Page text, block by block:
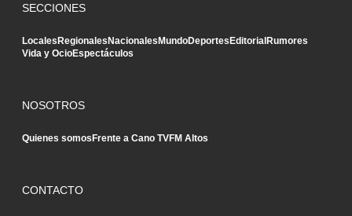
SECCIONES
LocalesRegionalesNacionalesMundoDeportesEditorialRumores
Vida y OcioEspectáculos
NOSOTROS
Quienes somosFrente a Cano TVFM Altos
CONTACTO